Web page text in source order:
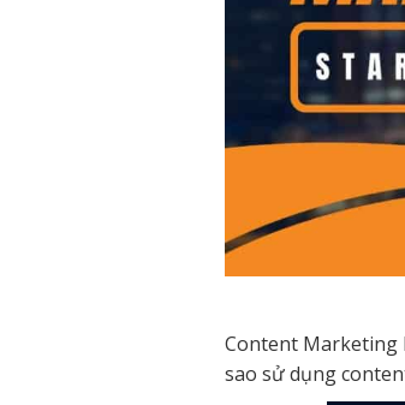
Content Marketing
sao sử dụng